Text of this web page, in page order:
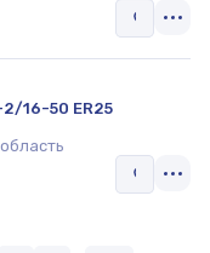
16-50 ER25